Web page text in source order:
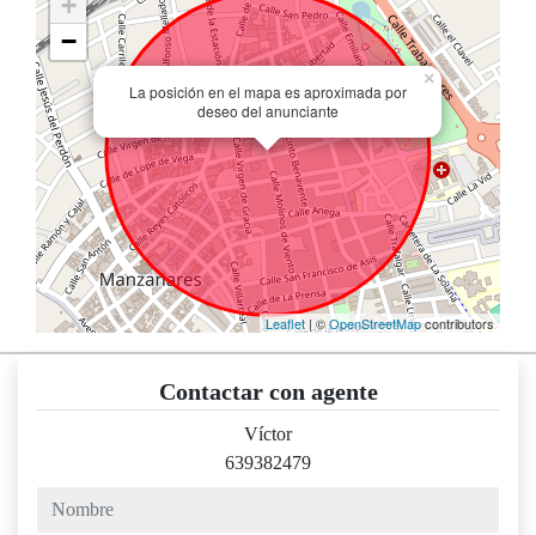
La posición en el mapa es aproximada por
deseo del anunciante
×
−
Leaflet | ©OpenStreetMapcontributors
Contactar con agente
Víctor
639382479
nombre